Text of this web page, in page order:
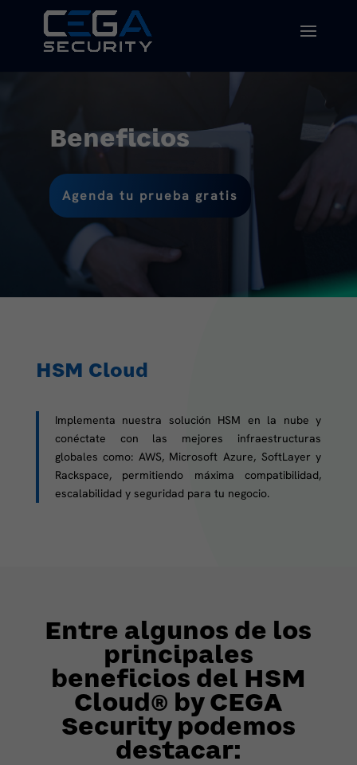
Beneficios
Agenda tu prueba gratis
HSM Cloud
Implementa nuestra solución HSM en la nube y
conéctate con las mejores infraestructuras
globales como: AWS, Microsoft Azure, SoftLayer y
Rackspace, permitiendo máxima compatibilidad,
escalabilidad y seguridad para tu negocio.
Entre algunos de los
principales
beneficios del HSM
Cloud® by CEGA
Security podemos
destacar: